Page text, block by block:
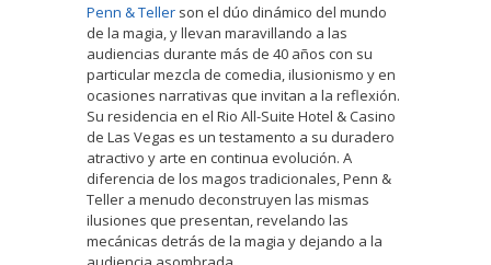
Penn & Teller son el dúo dinámico del mundo
de la magia, y llevan maravillando a las
audiencias durante más de 40 años con su
particular mezcla de comedia, ilusionismo y en
ocasiones narrativas que invitan a la reflexión.
Su residencia en el Rio All-Suite Hotel & Casino
de Las Vegas es un testamento a su duradero
atractivo y arte en continua evolución. A
diferencia de los magos tradicionales, Penn &
Teller a menudo deconstruyen las mismas
ilusiones que presentan, revelando las
mecánicas detrás de la magia y dejando a la